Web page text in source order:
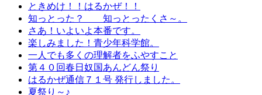
ときめけ！！はるかぜ！！
知っとった？ 知っとったくさ～。
さあ！いよいよ本番です。
楽しみました！青少年科学館。
一人でも多くの理解者をふやすこと
第４０回春日奴国あんどん祭り
はるかぜ通信７１号 発行しました。
夏祭り～♪